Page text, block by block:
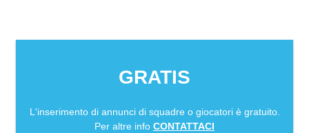
GRATIS
L'inserimento di annunci di squadre o giocatori è gratuito.
Per altre info CONTATTACI